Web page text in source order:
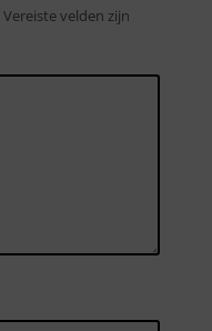
Vereiste velden zijn